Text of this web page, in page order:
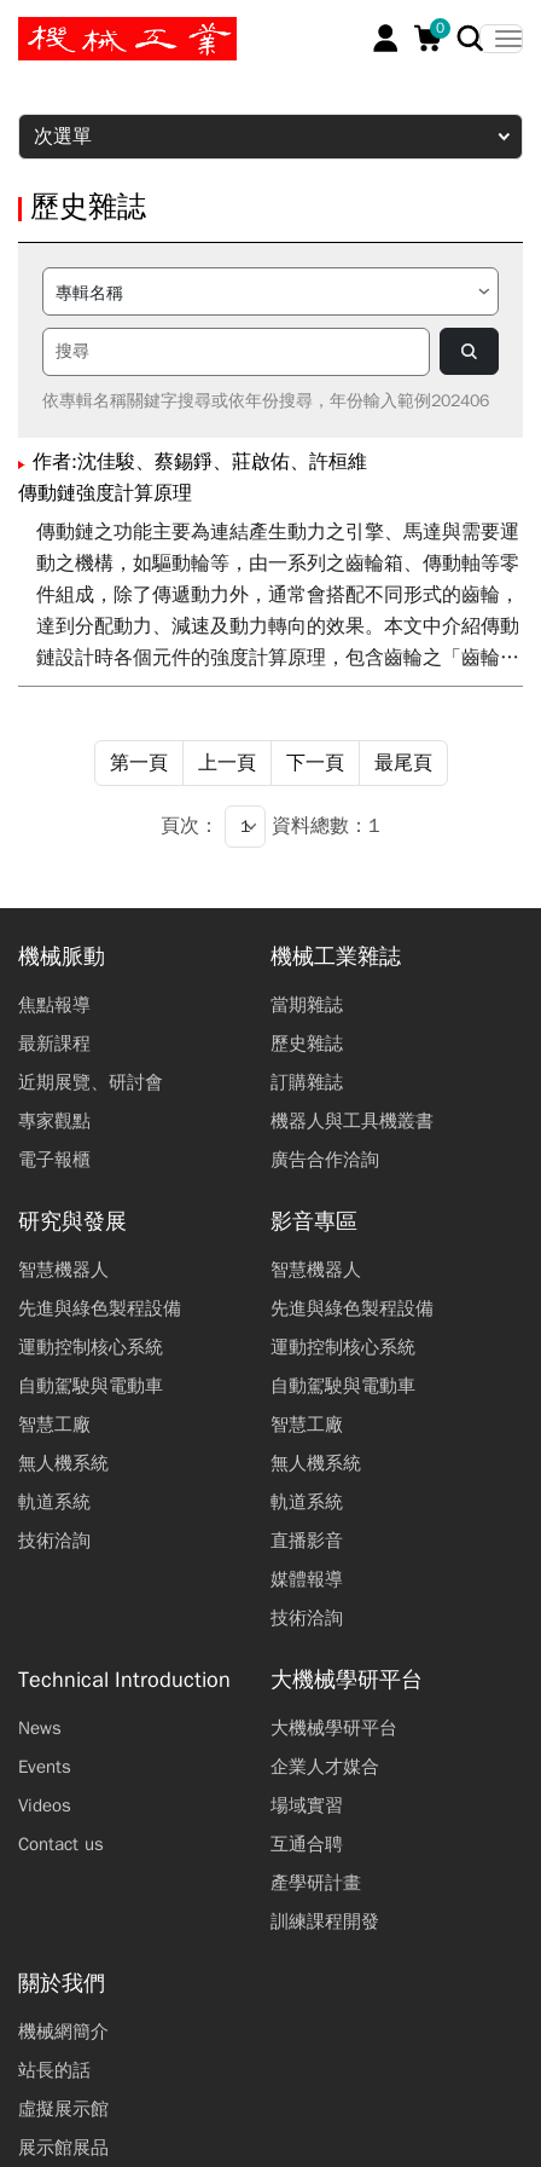
0
暫停
次選單
歷史雜誌
依專輯名稱關鍵字搜尋或依年份搜尋，年份輸入範例202406
作者:沈佳駿、蔡錫錚、莊啟佑、許桓維
傳動鏈強度計算原理
傳動鏈之功能主要為連結產生動力之引擎、馬達與需要運
動之機構，如驅動輪等，由一系列之齒輪箱、傳動軸等零
件組成，除了傳遞動力外，通常會搭配不同形式的齒輪，
達到分配動力、減速及動力轉向的效果。本文中介紹傳動
鏈設計時各個元件的強度計算原理，包含齒輪之「齒輪失
效模式」、「齒面修整介紹」以及「負載頻譜的分析計
第一頁
上一頁 下一頁 最尾頁
頁次： 資料總數：1
機械脈動
焦點報導
最新課程
近期展覽、研討會
專家觀點
電子報櫃
機械工業雜誌
當期雜誌
歷史雜誌
訂購雜誌
機器人與工具機叢書
廣告合作洽詢
研究與發展
智慧機器人
先進與綠色製程設備
運動控制核心系統
自動駕駛與電動車
智慧工廠
無人機系統
軌道系統
技術洽詢
影音專區
智慧機器人
先進與綠色製程設備
運動控制核心系統
自動駕駛與電動車
智慧工廠
無人機系統
軌道系統
直播影音
媒體報導
技術洽詢
Technical Introduction
News
Events
Videos
Contact us
大機械學研平台
大機械學研平台
企業人才媒合
場域實習
互通合聘
產學研計畫
訓練課程開發
關於我們
機械網簡介
站長的話
虛擬展示館
展示館展品